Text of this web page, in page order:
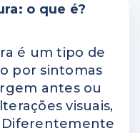
o que é?
é um tipo de
por sintomas
antes ou
visuais,
Diferentemente